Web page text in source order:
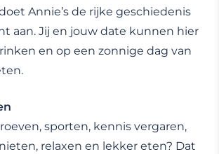
Annie’s de rijke geschiedenis
aan. Jij en jouw date kunnen hier
en op een zonnige dag van
sporten, kennis vergaren,
relaxen en lekker eten? Dat